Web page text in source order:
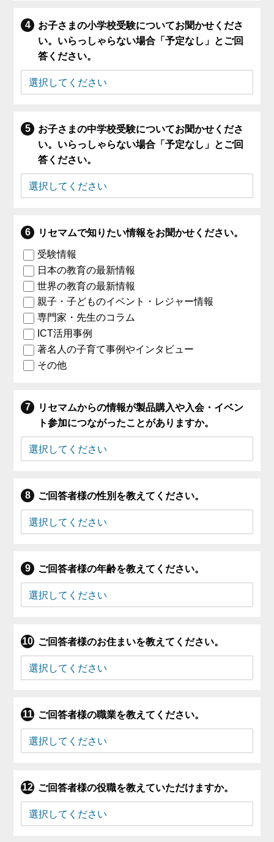
お子さまの小学校受験についてお聞かせくださ
い。いらっしゃらない場合「予定なし」とご回
答ください。
お子さまの中学校受験についてお聞かせくださ
い。いらっしゃらない場合「予定なし」とご回
答ください。
リセマムで知りたい情報をお聞かせください。
受験情報
日本の教育の最新情報
世界の教育の最新情報
親子・子どものイベント・レジャー情報
専門家・先生のコラム
ICT活用事例
著名人の子育て事例やインタビュー
その他
リセマムからの情報が製品購入や入会・イベン
ト参加につながったことがありますか。
ご回答者様の性別を教えてください。
ご回答者様の年齢を教えてください。
ご回答者様のお住まいを教えてください。
ご回答者様の職業を教えてください。
ご回答者様の役職を教えていただけますか。